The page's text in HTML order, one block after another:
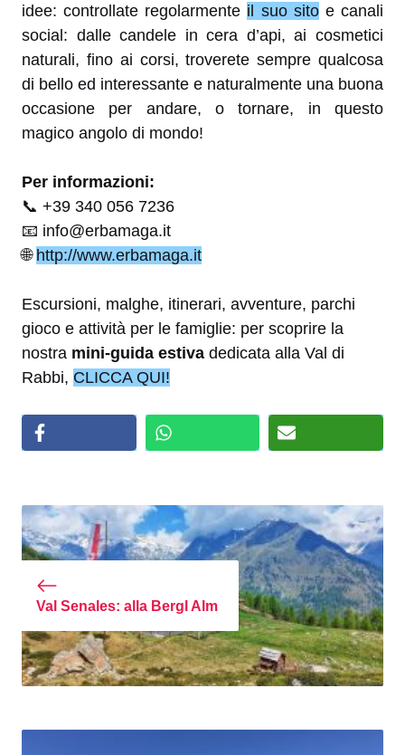
idee: controllate regolarmente il suo sitoe canali
social: dalle candele in cera d’api, ai cosmetici
naturali, fino ai corsi, troverete sempre qualcosa
di bello ed interessante e naturalmente una buona
occasione per andare, o tornare, in questo
magico angolo di mondo!
Per informazioni:
📞 +39 340 056 7236
📧 info@erbamaga.it
🌐 http://www.erbamaga.it
Escursioni, malghe, itinerari, avventure, parchi
gioco e attività per le famiglie: per scoprire la
nostra mini-guida estiva dedicata alla Val di
Rabbi, CLICCA QUI!
Val Senales: alla Bergl Alm